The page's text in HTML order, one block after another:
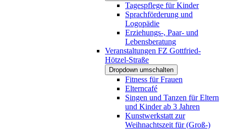
Tagespflege für Kinder
Sprachförderung und
Logopädie
Erziehungs-, Paar- und
Lebensberatung
Veranstaltungen FZ Gottfried-
Hötzel-Straße
Dropdown umschalten
Fitness für Frauen
Elterncafé
Singen und Tanzen für Eltern
und Kinder ab 3 Jahren
Kunstwerkstatt zur
Weihnachtszeit für (Groß-)